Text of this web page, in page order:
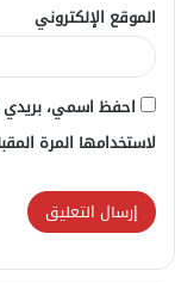
الموقع الإلكتروني
احفظ اسمي، بريدي
لاستخدامها المرة